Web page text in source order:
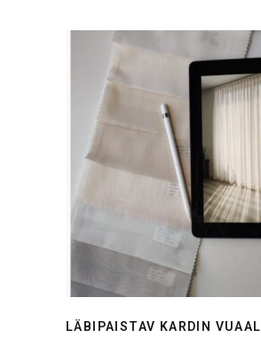
LÄBIPAISTAV KARDIN VUAAL